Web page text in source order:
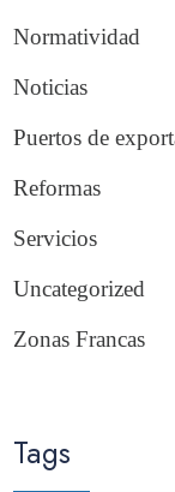
Normatividad
Noticias
Puertos de
Reformas
Servicios
Uncategorized
Zonas Francas
Tags